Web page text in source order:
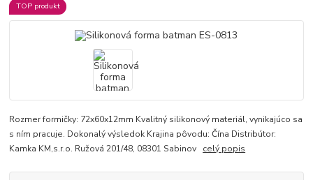
TOP produkt
Rozmer formičky: 72x60x12mm Kvalitný silikonový materiál, vynikajúco sa
s ním pracuje. Dokonalý výsledok Krajina pôvodu: Čína Distribútor:
Kamka KM,s.r.o. Ružová 201/48, 08301 Sabinov celý popis